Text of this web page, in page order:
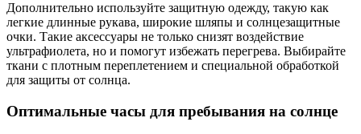
Дополнительно используйте защитную одежду, такую как
легкие длинные рукава, широкие шляпы и солнцезащитные
очки. Такие аксессуары не только снизят воздействие
ультрафиолета, но и помогут избежать перегрева. Выбирайте
ткани с плотным переплетением и специальной обработкой
для защиты от солнца.
Оптимальные часы для пребывания на солнце